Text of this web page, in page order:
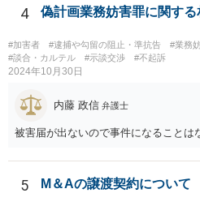
者の釈放後の社会生活に一定の監督
ならばその旨を捜査機関に申し出られ
考ください。
4 偽計画業務妨害罪に関する
#加害者 #逮捕や勾留の阻止・準抗告
#業務
#談合・カルテル
#示談交渉 #不起訴
2024年10月30日
内藤 政信 弁護士
被害届が出ないので事件になることは
5 M＆Aの譲渡契約について